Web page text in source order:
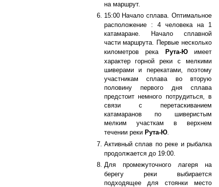
на маршрут.
15:00 Начало сплава. Оптимальное
расположение : 4 человека на 1
катамаране. Начало сплавной
части маршрута. Первые несколько
километров река
Рута-Юимеет
характер горной реки с мелкими
шиверами и перекатами, поэтому
участникам сплава во вторую
половину первого дня сплава
предстоит немного потрудиться, в
связи с перетаскиванием
катамаранов по шиверистым
мелким участкам в верхнем
течении реки Рута-Ю.
Активный сплав по реке и рыбалка
продолжается до 19:00.
Для промежуточного лагеря на
берегу реки выбирается
подходящее для стоянки место